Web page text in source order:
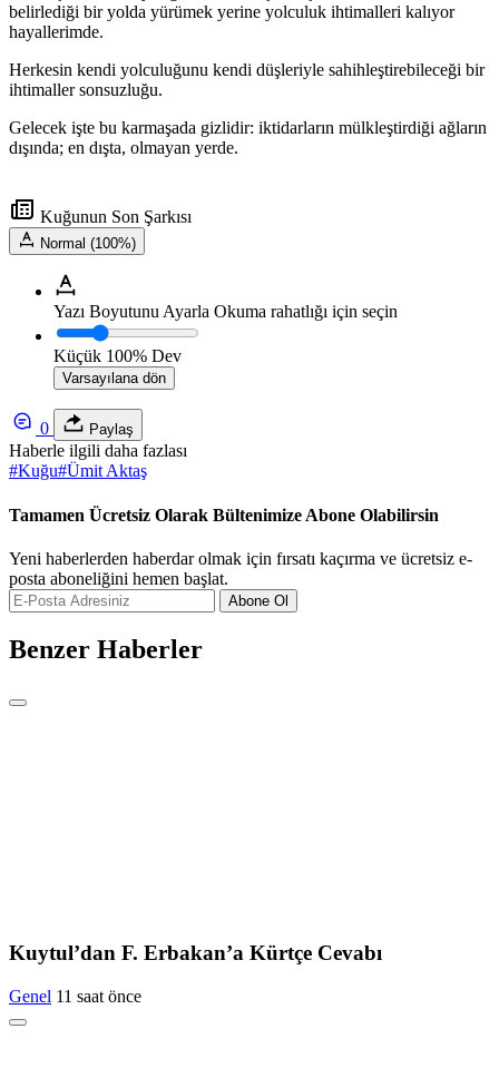
belirlediği bir yolda yürümek yerine yolculuk ihtimalleri kalıyor
hayallerimde.
Herkesin kendi yolculuğunu kendi düşleriyle sahihleştirebileceği bir
ihtimaller sonsuzluğu.
Gelecek işte bu karmaşada gizlidir: iktidarların mülkleştirdiği ağların
dışında; en dışta, olmayan yerde.
Kuğunun Son Şarkısı
Normal (100%)
Yazı Boyutunu Ayarla Okuma rahatlığı için seçin
Küçük 100% Dev
Varsayılana dön
0 Paylaş
Haberle ilgili daha fazlası
#Kuğu#Ümit Aktaş
Tamamen Ücretsiz Olarak Bültenimize Abone Olabilirsin
Yeni haberlerden haberdar olmak için fırsatı kaçırma ve ücretsiz e-
posta aboneliğini hemen başlat.
Abone Ol
Benzer Haberler
Kuytul’dan F. Erbakan’a Kürtçe Cevabı
Genel 11 saat önce